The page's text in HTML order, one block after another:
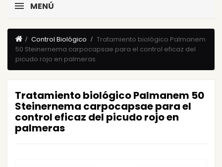
MENÚ
Control Biológico
Tratamiento biológico Palmanem
50 Steinernema carpocapsae para el control eficaz del
picudo rojo en palmeras
Tratamiento biológico Palmanem 50
Steinernema carpocapsae para el
control eficaz del picudo rojo en
palmeras